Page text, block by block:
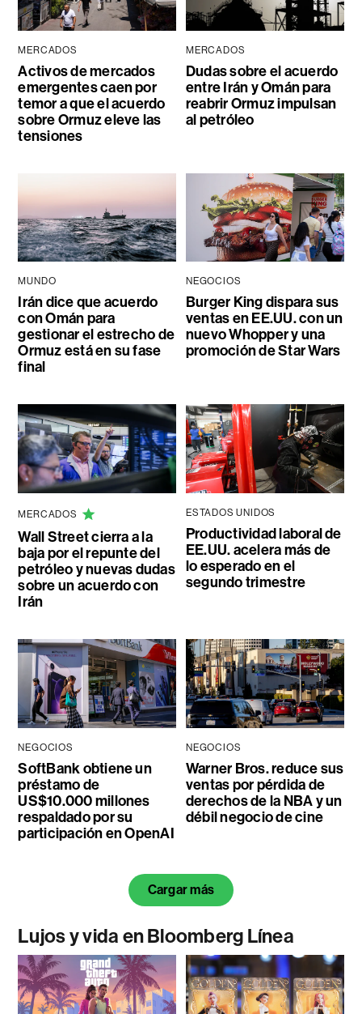
MERCADOS
Activos de mercados
emergentes caen por
temor a que el acuerdo
sobre Ormuz eleve las
tensiones
MERCADOS
Dudas sobre el acuerdo
entre Irán y Omán para
reabrir Ormuz impulsan
al petróleo
MUNDO
Irán dice que acuerdo
con Omán para
gestionar el estrecho de
Ormuz está en su fase
final
NEGOCIOS
Burger King dispara sus
ventas en EE.UU. con un
nuevo Whopper y una
promoción de Star Wars
MERCADOS
Wall Street cierra a la
baja por el repunte del
petróleo y nuevas dudas
sobre un acuerdo con
Irán
ESTADOS UNIDOS
Productividad laboral de
EE.UU. acelera más de
lo esperado en el
segundo trimestre
NEGOCIOS
SoftBank obtiene un
préstamo de
US$10.000 millones
respaldado por su
participación en OpenAI
NEGOCIOS
Warner Bros. reduce sus
ventas por pérdida de
derechos de la NBA y un
débil negocio de cine
Cargar más
Lujos y vida en Bloomberg Línea